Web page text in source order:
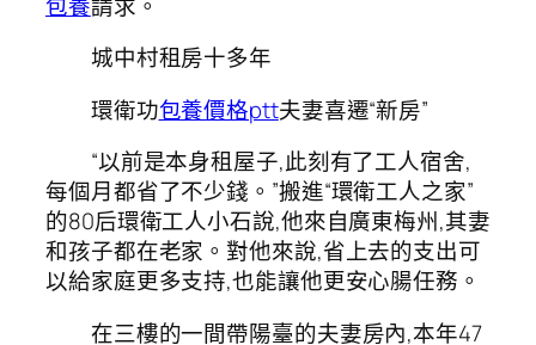
城中村租房十多年
環衛功包養價格ptt夫妻喜遷“新房”
“以前是本身租屋子,此刻有了工人宿舍,
每個月都省了不少錢。”搬進“環衛工人之家”
的80后環衛工人小石說,他來自廣東梅州,其妻
和孩子都在老家。對他來說,省上去的支出可
以給家庭更多支持,也能讓他更安心腸任務。
在三樓的一間帶陽臺的夫妻房內,本年47